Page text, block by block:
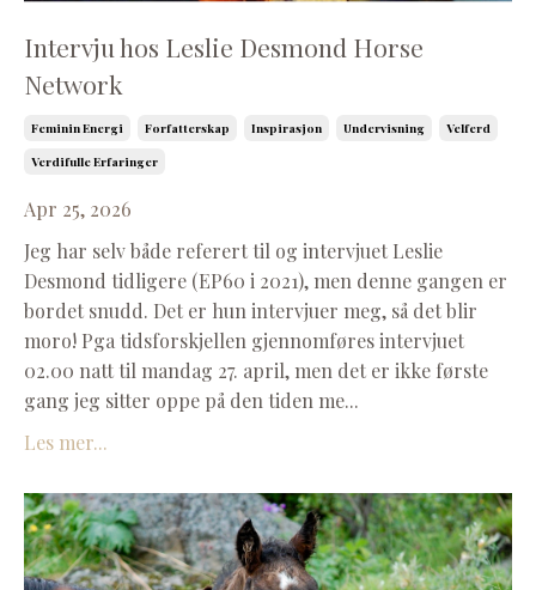
Intervju hos Leslie Desmond Horse
Network
Feminin Energi Forfatterskap Inspirasjon Undervisning
Velferd
Verdifulle Erfaringer
Apr 25, 2026
Jeg har selv både referert til og intervjuet Leslie
Desmond tidligere (EP60 i 2021), men denne gangen er
bordet snudd. Det er hun intervjuer meg, så det blir
moro! Pga tidsforskjellen gjennomføres intervjuet
02.00 natt til mandag 27. april, men det er ikke første
gang jeg sitter oppe på den tiden me...
Les mer...